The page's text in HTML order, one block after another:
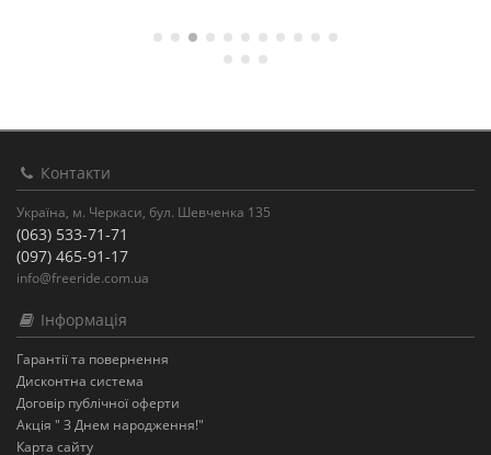
Контакти
Україна, м. Черкаси, бул. Шевченка 135
(063) 533-71-71
(097) 465-91-17
info@freeride.com.ua
Інформація
Гарантії та повернення
Дисконтна система
Договір публічної оферти
Акція " З Днем народження!"
Карта сайту